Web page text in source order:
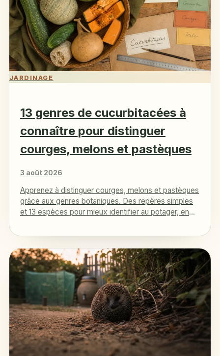
JARDINAGE
13 genres de cucurbitacées à
connaître pour distinguer
courges, melons et pastèques
3 août 2026
Apprenez à distinguer courges, melons et pastèques
grâce aux genres botaniques. Des repères simples
et 13 espèces pour mieux identifier au potager, en